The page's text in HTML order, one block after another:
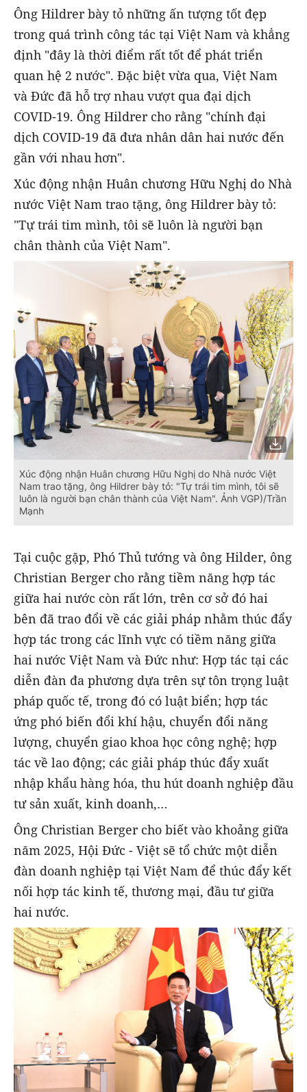
Ông Hildrer bày tỏ những ấn tượng tốt đẹp
trong quá trình công tác tại Việt Nam và khẳng
định "đây là thời điểm rất tốt để phát triển
quan hệ 2 nước". Đặc biệt vừa qua, Việt Nam
và Đức đã hỗ trợ nhau vượt qua đại dịch
COVID-19. Ông Hildrer cho rằng "chính đại
dịch COVID-19 đã đưa nhân dân hai nước đến
gần với nhau hơn".
Xúc động nhận Huân chương Hữu Nghị do Nhà
nước Việt Nam trao tặng, ông Hildrer bày tỏ:
"Tự trái tim mình, tôi sẽ luôn là người bạn
chân thành của Việt Nam".
Xúc động nhận Huân chương Hữu Nghị do Nhà nước Việt
Nam trao tặng, ông Hildrer bày tỏ: "Tự trái tim mình, tôi sẽ
luôn là người bạn chân thành của Việt Nam". Ảnh VGP)/Trần
Mạnh
Tại cuộc gặp, Phó Thủ tướng và ông Hilder, ông
Christian Berger cho rằng tiềm năng hợp tác
giữa hai nước còn rất lớn, trên cơ sở đó hai
bên đã trao đổi về các giải pháp nhằm thúc đẩy
hợp tác trong các lĩnh vực có tiềm năng giữa
hai nước Việt Nam và Đức như: Hợp tác tại các
diễn đàn đa phương dựa trên sự tôn trọng luật
pháp quốc tế, trong đó có luật biển; hợp tác
ứng phó biến đổi khí hậu, chuyển đổi năng
lượng, chuyển giao khoa học công nghệ; hợp
tác về lao động; các giải pháp thúc đẩy xuất
nhập khẩu hàng hóa, thu hút doanh nghiệp đầu
tư sản xuất, kinh doanh,…
Ông Christian Berger cho biết vào khoảng giữa
năm 2025, Hội Đức - Việt sẽ tổ chức một diễn
đàn doanh nghiệp tại Việt Nam để thúc đẩy kết
nối hợp tác kinh tế, thương mại, đầu tư giữa
hai nước.